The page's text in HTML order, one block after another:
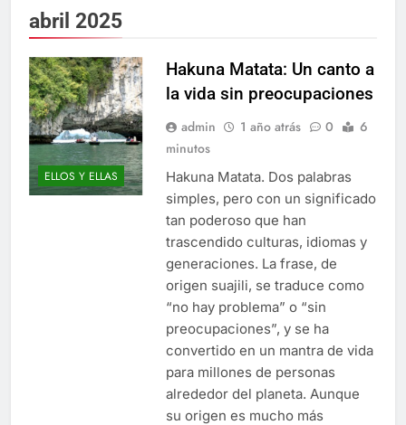
abril 2025
ELLOS Y ELLAS
Hakuna Matata: Un canto a
la vida sin preocupaciones
admin 1 año atrás 0
6
minutos
Hakuna Matata. Dos palabras
simples, pero con un significado
tan poderoso que han
trascendido culturas, idiomas y
generaciones. La frase, de
origen suajili, se traduce como
“no hay problema” o “sin
preocupaciones”, y se ha
convertido en un mantra de vida
para millones de personas
alrededor del planeta. Aunque
su origen es mucho más